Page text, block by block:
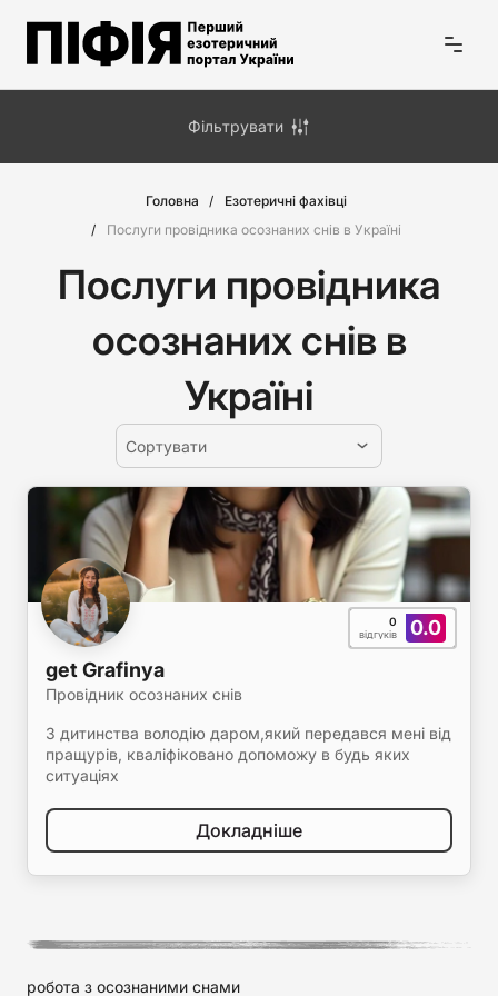
Головна
Езотеричні фахівці
Послуги провідника осознаних снів в Україні
Послуги провідника
осознаних снів в
Україні
Сортувати
0.0
0
відгуків
get Grafinya
Провідник осознаних снів
З дитинства володію даром,який передався мені від
пращурів, кваліфіковано допоможу в будь яких
ситуаціях
Докладніше
робота з осознаними снами
Фільтрувати